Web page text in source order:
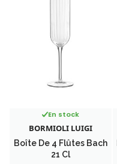
En stock
BORMIOLI LUIGI
Boîte De 4 Flûtes Bach
21 Cl